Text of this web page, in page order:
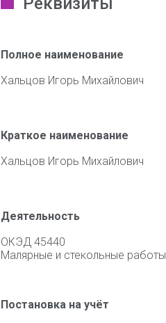
Полное наименование
Хальцов Игорь Михайлович
Краткое наименование
Хальцов Игорь Михайлович
Деятельность
ОКЭД 45440
Малярные и стекольные работы
Постановка на учёт